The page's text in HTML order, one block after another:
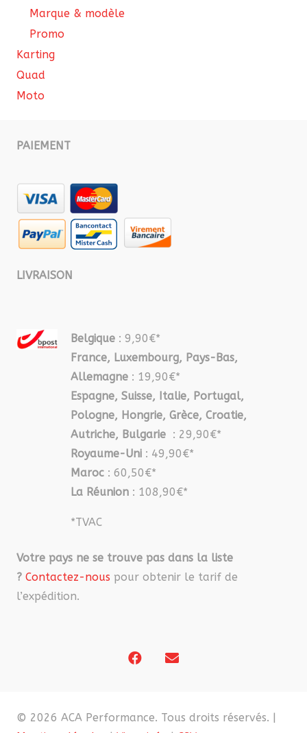
Marque & modèle
Promo
Karting
Quad
Moto
PAIEMENT
LIVRAISON
Belgique : 9,90€*
France, Luxembourg, Pays-Bas,
Allemagne : 19,90€*
Espagne, Suisse, Italie, Portugal,
Pologne, Hongrie, Grèce, Croatie,
Autriche, Bulgarie : 29,90€*
Royaume-Uni : 49,90€*
Maroc : 60,50€*
La Réunion : 108,90€*
*TVAC
Votre pays ne se trouve pas dans la liste
? Contactez-nous pour obtenir le tarif de
l’expédition.
© 2026 ACA Performance. Tous droits réservés. |